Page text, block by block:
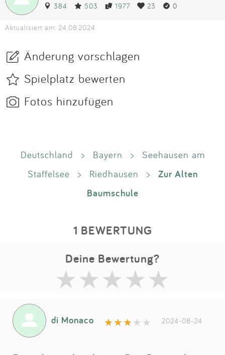
384 503 1977 23 0
Aktualisiert am: 24.08.2024
Änderung vorschlagen
Spielplatz bewerten
Fotos hinzufügen
Deutschland > Bayern >
Seehausen am
Staffelsee
> Riedhausen >
Zur Alten
Baumschule
1 BEWERTUNG
Deine Bewertung?
di Monaco 2024-08-24